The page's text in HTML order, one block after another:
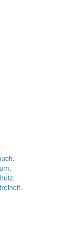
.
.
.
.